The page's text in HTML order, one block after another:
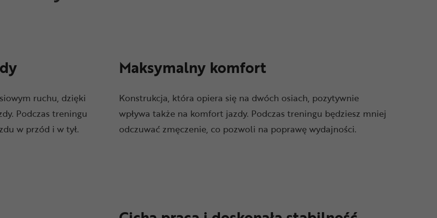
ruchu, dzięki
Podczas treningu
w przód i w tył.
Maksymalny komfort
Konstrukcja, która opiera się na dwóch osiach, pozytywnie
wpływa także na komfort jazdy. Podczas treningu będziesz mniej
odczuwać zmęczenie, co pozwoli na poprawę wydajności.